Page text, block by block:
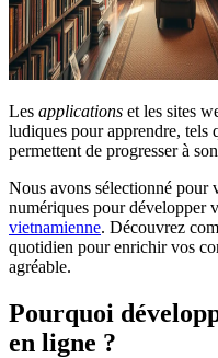
Les applications et les sites
ludiques pour apprendre, tels
permettent de progresser à
Nous avons sélectionné pour
numériques pour développer
vietnamienne. Découvrez
quotidien pour enrichir vos
agréable.
Pourquoi
en ligne ?